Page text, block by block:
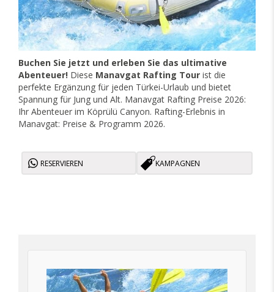
Buchen Sie jetzt und erleben Sie das ultimative
Abenteuer! Diese Manavgat Rafting Tour ist die
perfekte Ergänzung für jeden Türkei-Urlaub und bietet
Spannung für Jung und Alt. Manavgat Rafting Preise 2026:
Ihr Abenteuer im Köprülü Canyon. Rafting-Erlebnis in
Manavgat: Preise & Programm 2026.
RESERVIEREN KAMPAGNEN